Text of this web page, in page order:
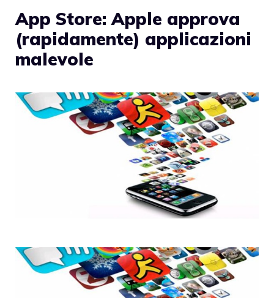
App Store: Apple approva
(rapidamente) applicazioni
malevole